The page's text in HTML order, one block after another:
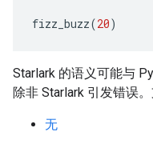
fizz_buzz(20)
Starlark 的语义可能与
除非 Starlark 引发错误
无